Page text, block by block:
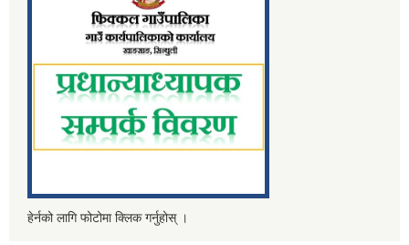
हेर्नको लागि फोटोमा क्लिक गर्नुहोस् ।